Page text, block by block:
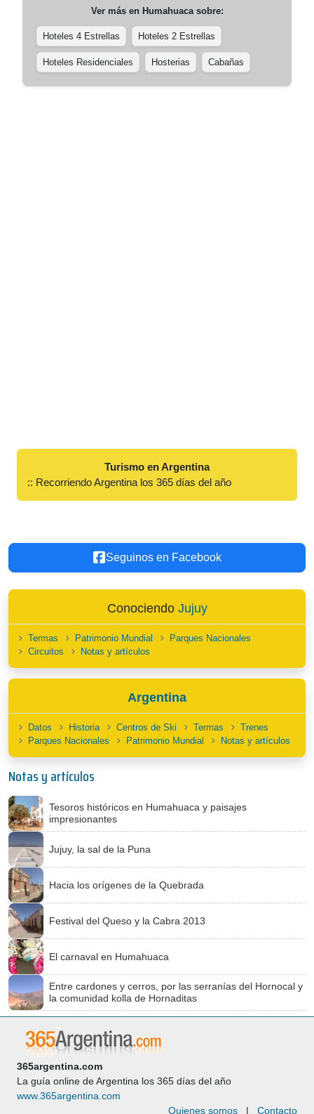
Ver más en Humahuacasobre:
Hoteles 4 Estrellas Hoteles 2 Estrellas
Hoteles Residenciales Hosterias Cabañas
Turismo en Argentina
:: Recorriendo Argentina los 365 días del año
Seguinos en Facebook
Conociendo Jujuy
Termas Patrimonio Mundial
Parques Nacionales
Circuitos
Notas y artículos
Argentina
Datos Historia Centros de Ski Termas
Trenes
Parques Nacionales
Patrimonio Mundial Notas y artículos
Notas y artículos
Tesoros históricos en Humahuaca y paisajes
impresionantes
Jujuy, la sal de la Puna
Hacia los orígenes de la Quebrada
Festival del Queso y la Cabra 2013
El carnaval en Humahuaca
Entre cardones y cerros, por las serranías del Hornocal y
la comunidad kolla de Hornaditas
365argentina.com
La guía online de Argentina los 365 días del año
www.365argentina.com
Quienes somos | Contacto